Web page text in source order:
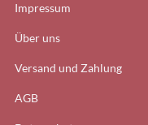
Impressum
Über uns
Versand und Zahlung
AGB